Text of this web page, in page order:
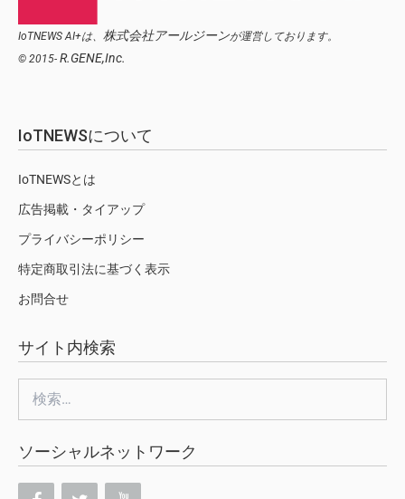
IoTNEWS AI+は、 株式会社アールジーンが運営しております。
© 2015- R.GENE,Inc.
IoTNEWSについて
IoTNEWSとは
広告掲載・タイアップ
プライバシーポリシー
特定商取引法に基づく表示
お問合せ
サイト内検索
索:
ソーシャルネットワーク